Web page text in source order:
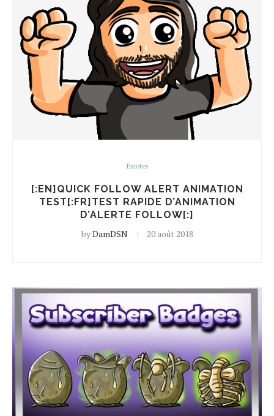
Emotes
[:EN]QUICK FOLLOW ALERT ANIMATION
TEST[:FR]TEST RAPIDE D’ANIMATION
D’ALERTE FOLLOW[:]
byDamDSN 20 août 2018